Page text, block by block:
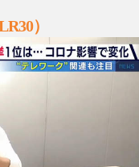
）